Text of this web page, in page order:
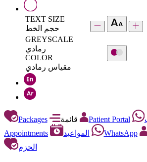
TEXT SIZE
حجم الخط
GREYSCALE
رمادي
COLOR
مقياس رمادي
Packages Patient Portal
Appointments
المواعيد WhatsApp
الحزم